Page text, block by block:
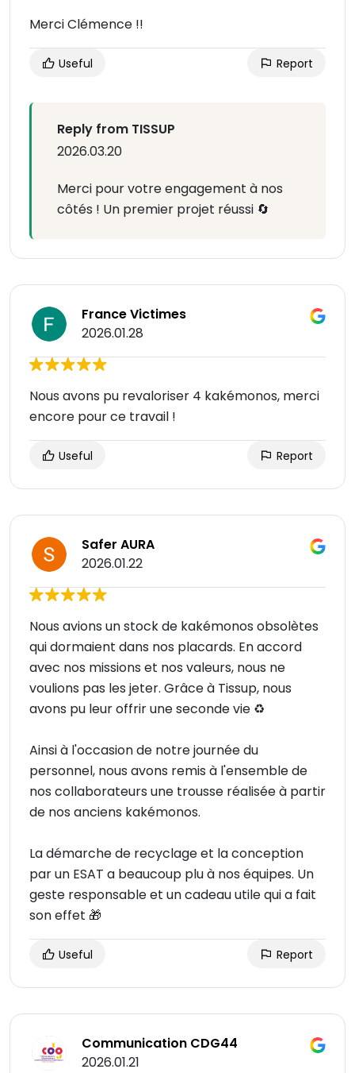
Merci Clémence !!
Useful Report
Reply from TISSUP
2026.03.20
Merci pour votre engagement à nos
côtés ! Un premier projet réussi 🔄
France Victimes
2026.01.28
Nous avons pu revaloriser 4 kakémonos, merci
encore pour ce travail !
Useful Report
Safer AURA
2026.01.22
Nous avions un stock de kakémonos obsolètes
qui dormaient dans nos placards. En accord
avec nos missions et nos valeurs, nous ne
voulions pas les jeter. Grâce à Tissup, nous
avons pu leur offrir une seconde vie ♻️
Ainsi à l'occasion de notre journée du
personnel, nous avons remis à l'ensemble de
nos collaborateurs une trousse réalisée à partir
de nos anciens kakémonos.
La démarche de recyclage et la conception
par un ESAT a beaucoup plu à nos équipes. Un
geste responsable et un cadeau utile qui a fait
son effet 🎁
Useful Report
Communication CDG44
2026.01.21